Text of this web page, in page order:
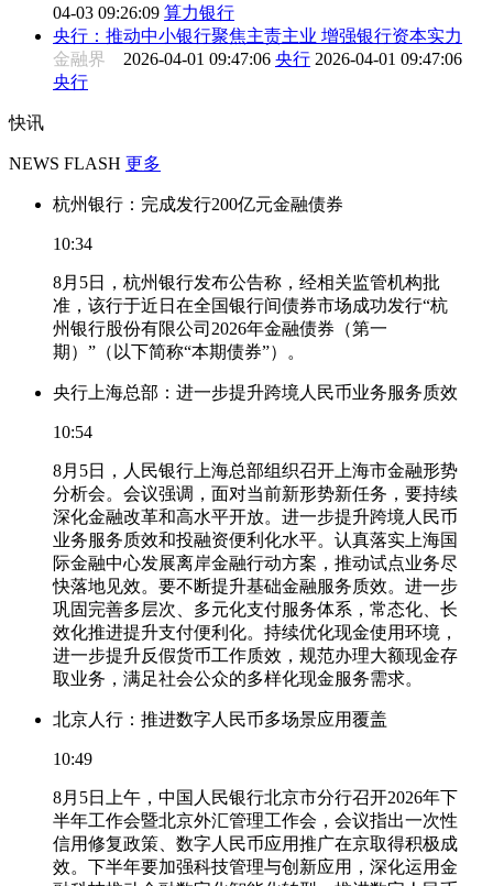
04-03 09:26:09 算力银行
央行：推动中小银行聚焦主责主业 增强银行资本实力
金融界 2026-04-01 09:47:06 央行 2026-04-01 09:47:06
央行
快讯
NEWS FLASH 更多
杭州银行：完成发行200亿元金融债券
10:34
8月5日，杭州银行发布公告称，经相关监管机构批
准，该行于近日在全国银行间债券市场成功发行“杭
州银行股份有限公司2026年金融债券（第一
期）”（以下简称“本期债券”）。
央行上海总部：进一步提升跨境人民币业务服务质效
10:54
8月5日，人民银行上海总部组织召开上海市金融形势
分析会。会议强调，面对当前新形势新任务，要持续
深化金融改革和高水平开放。进一步提升跨境人民币
业务服务质效和投融资便利化水平。认真落实上海国
际金融中心发展离岸金融行动方案，推动试点业务尽
快落地见效。要不断提升基础金融服务质效。进一步
巩固完善多层次、多元化支付服务体系，常态化、长
效化推进提升支付便利化。持续优化现金使用环境，
进一步提升反假货币工作质效，规范办理大额现金存
取业务，满足社会公众的多样化现金服务需求。
北京人行：推进数字人民币多场景应用覆盖
10:49
8月5日上午，中国人民银行北京市分行召开2026年下
半年工作会暨北京外汇管理工作会，会议指出一次性
信用修复政策、数字人民币应用推广在京取得积极成
效。下半年要加强科技管理与创新应用，深化运用金